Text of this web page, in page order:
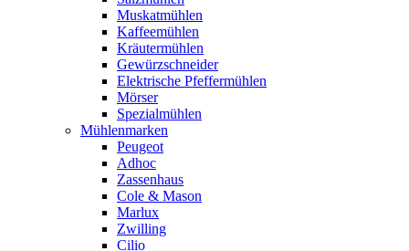
Muskatmühlen
Kaffeemühlen
Kräutermühlen
Gewürzschneider
Elektrische Pfeffermühlen
Mörser
Spezialmühlen
Mühlenmarken
Peugeot
Adhoc
Zassenhaus
Cole & Mason
Marlux
Zwilling
Cilio